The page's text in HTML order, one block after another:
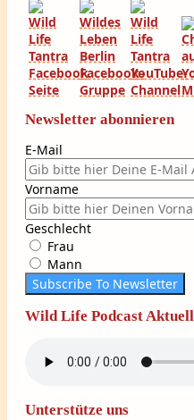
Newsletter abonnieren
E-Mail
Vorname
Geschlecht
Frau
Mann
Subscribe To Newsletter
Wild Life Podcast Aktuell
Unterstütze uns